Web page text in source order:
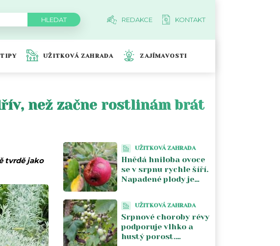
REDAKCE KONTAKT
TIPY UŽITKOVÁ ZAHRADA ZAJÍMAVOSTI
než začne rostlinám brát
tvrdě jako
UŽITKOVÁ ZAHRADA
Hnědá hniloba ovoce
se v srpnu rychle šíří.
Napadené plody je
UŽITKOVÁ ZAHRADA
Srpnové choroby révy
podporuje vlhko a
hustý porost.